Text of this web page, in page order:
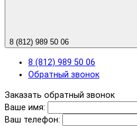
8 (812) 989 50 06
8 (812) 989 50 06
Обратный звонок
Заказать обратный звонок
Ваше имя:
Ваш телефон: